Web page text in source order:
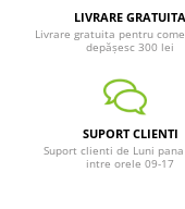
LIVRARE GRATUITA
Livrare gratuita pentru
depășesc 300 lei
SUPORT CLIENTI
Suport clienti de Luni
intre orele 09-17